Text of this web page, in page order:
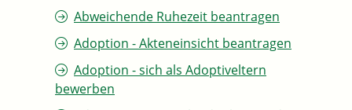
Abweichende Ruhezeit beantragen
Adoption - Akteneinsicht beantragen
Adoption - sich als Adoptiveltern
bewerben